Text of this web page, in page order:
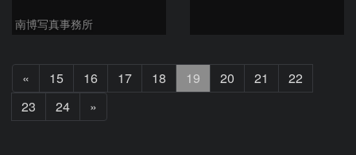
南博写真事務所
«
へ
15 16 17 18 19 20 21
22
23
24 »
へ